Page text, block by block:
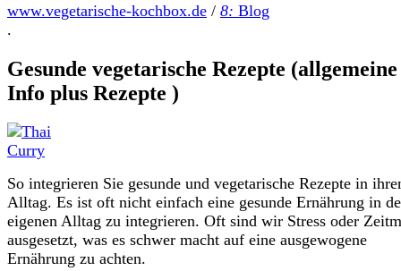
www.vegetarische-kochbox.de / 8: Blog
.
Gesunde vegetarische Rezepte (allgemeine
Info plus Rezepte )
So integrieren Sie gesunde und vegetarische Rezepte in
Alltag. Es ist oft nicht einfach eine gesunde Ernährung in
eigenen Alltag zu integrieren. Oft sind wir Stress oder
ausgesetzt, was es schwer macht auf eine ausgewogene
Ernährung zu achten.